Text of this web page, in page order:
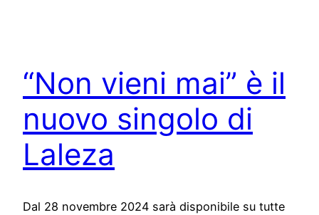
“Non vieni mai” è il
nuovo singolo di
Laleza
Dal 28 novembre 2024 sarà disponibile su tutte